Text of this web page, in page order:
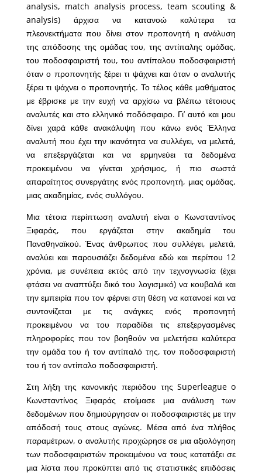
analysis, match analysis process, team scouting &
analysis) άρχισα να κατανοώ καλύτερα τα
πλεονεκτήματα που δίνει στον προπονητή η ανάλυση
της απόδοσης της ομάδας του, της αντίπαλης ομάδας,
του ποδοσφαιριστή του, του αντίπαλου ποδοσφαιριστή
όταν ο προπονητής ξέρει τι ψάχνει και όταν ο αναλυτής
ξέρει τι ψάχνει ο προπονητής. Το τέλος κάθε μαθήματος
με έβρισκε με την ευχή να αρχίσω να βλέπω τέτοιους
αναλυτές και στο ελληνικό ποδόσφαιρο. Γι’ αυτό και μου
δίνει χαρά κάθε ανακάλυψη που κάνω ενός Έλληνα
αναλυτή που έχει την ικανότητα να συλλέγει, να μελετά,
να επεξεργάζεται και να ερμηνεύει τα δεδομένα
προκειμένου να γίνεται χρήσιμος, ή πιο σωστά
απαραίτητος συνεργάτης ενός προπονητή, μιας ομάδας,
μιας ακαδημίας, ενός συλλόγου.
Μια τέτοια περίπτωση αναλυτή είναι ο Κωνσταντίνος
Ξιφαράς, που εργάζεται στην ακαδημία του
Παναθηναϊκού. Ένας άνθρωπος που συλλέγει, μελετά,
αναλύει και παρουσιάζει δεδομένα εδώ και περίπου 12
χρόνια, με συνέπεια εκτός από την τεχνογνωσία (έχει
φτάσει να αναπτύξει δικό του λογισμικό) να κουβαλά και
την εμπειρία που τον φέρνει στη θέση να κατανοεί και να
συντονίζεται με τις ανάγκες ενός προπονητή
προκειμένου να του παραδίδει τις επεξεργασμένες
πληροφορίες που τον βοηθούν να μελετήσει καλύτερα
την ομάδα του ή τον αντίπαλό της, τον ποδοσφαιριστή
του ή τον αντίπαλο ποδοσφαιριστή.
Στη λήξη της κανονικής περιόδου της Superleague o
Κωνσταντίνος Ξιφαράς ετοίμασε μια ανάλυση των
δεδομένων που δημιούργησαν οι ποδοσφαιριστές με την
απόδοσή τους στους αγώνες. Μέσα από ένα πλήθος
παραμέτρων, ο αναλυτής προχώρησε σε μια αξιολόγηση
των ποδοσφαιριστών προκειμένου να τους κατατάξει σε
μια λίστα που προκύπτει από τις στατιστικές επιδόσεις